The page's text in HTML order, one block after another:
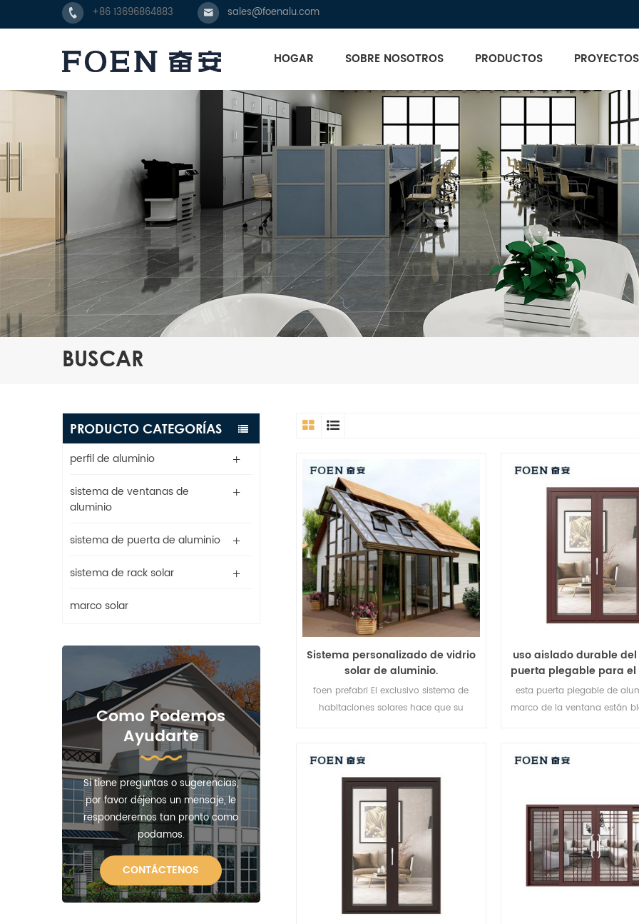
+86 13696864883 sales@foenalu.com
HOGAR SOBRE NOSOTROS PRODUCTOS PROYECTOS
BUSCAR
PRODUCTO CATEGORÍAS
perfil de aluminio
sistema de ventanas de
aluminio
sistema de puerta de aluminio
sistema de rack solar
marco solar
Como Podemos
Ayudarte
Si tiene preguntas o sugerencias,
por favor déjenos un mensaje, le
responderemos tan pronto como
podamos.
CONTÁCTENOS
Sistema personalizado de vidrio
solar de aluminio.
foen prefabri El exclusivo sistema de
habitaciones solares hace que su
uso aislado durable
puerta plegable para el
la playa
esta puerta plegable de
marco de la ventana están
Variedad de tipos de